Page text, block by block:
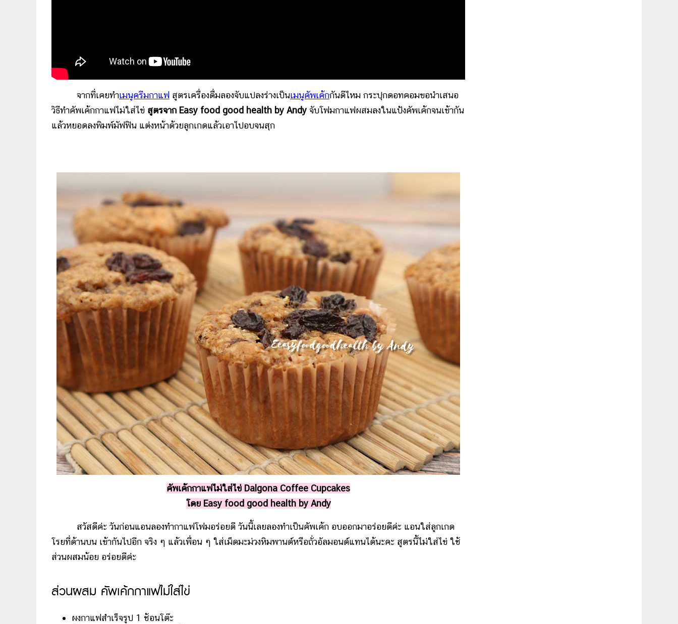
จากที่เคยทำเมนูครีมกาแฟ สูตรเครื่องดื่มลองจับแปลงร่างเป็นเมนูคัพเค้กกันดีไหม กระปุกดอทคอมขอนำเสนอ
วิธีทำคัพเค้กกาแฟไม่ใส่ไข่ สูตรจาก Easy food good health by Andy จับโฟมกาแฟผสมลงในแป้งคัพเค้กจนเข้ากัน
แล้วหยอดลงพิมพ์มัฟฟิน แต่งหน้าด้วยลูกเกดแล้วเอาไปอบจนสุก
คัพเค้กกาแฟไม่ใส่ไข่ Dalgona Coffee Cupcakes
โดย Easy food good health by Andy
สวัสดีค่ะ วันก่อนแอนลองทำกาแฟโฟมอร่อยดี วันนี้เลยลองทำเป็นคัพเค้ก อบออกมาอร่อยดีค่ะ แอนใส่ลูกเกด
โรยที่ด้านบน เข้ากันไปอีก จริง ๆ แล้วเพื่อน ๆ ใส่เม็ดมะม่วงหิมพานต์หรือถั่วอัลมอนด์แทนได้นะคะ สูตรนี้ไม่ใส่ไข่ ใช้
ส่วนผสมน้อย อร่อยดีค่ะ
ส่วนผสม คัพเค้กกาแฟไม่ใส่ไข่
ผงกาแฟสำเร็จรูป 1 ช้อนโต๊ะ